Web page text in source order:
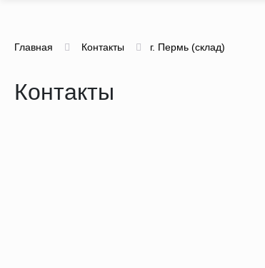
Главная Контакты г. Пермь (склад)
Контакты